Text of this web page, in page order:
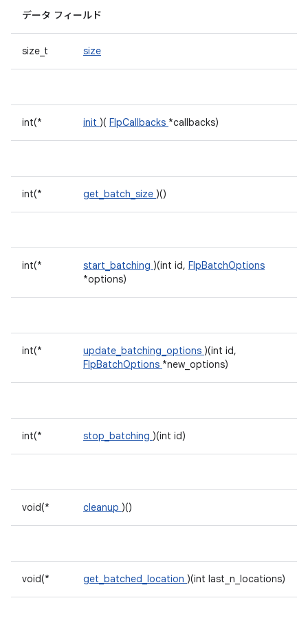
データ フィールド
size_t size
int(* init )( FlpCallbacks *callbacks)
int(* get_batch_size )()
int(* start_batching )(int id, FlpBatchOptions
*options)
int(* update_batching_options )(int id,
FlpBatchOptions *new_options)
int(* stop_batching )(int id)
void(* cleanup )()
void(* get_batched_location )(int last_n_locations)